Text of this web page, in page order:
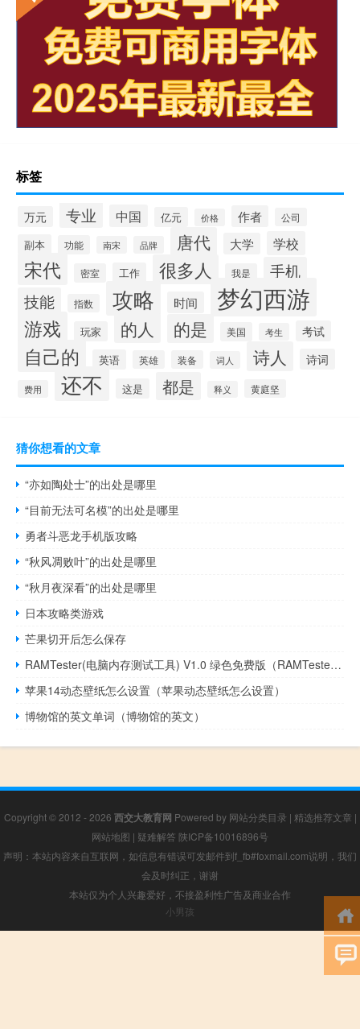
标签
万元 专业 中国 亿元 价格 作者 公司
副本 功能 南宋 品牌 唐代 大学 学校
宋代 密室 工作 很多人 我是
手机
技能
指数 攻略 时间 梦幻西游
游戏 玩家 的人 的是 美国 考生 考试
自己的 英语 英雄 装备 词人 诗人 诗词
费用 还不 这是 都是 释义 黄庭坚
猜你想看的文章
“亦如陶处士”的出处是哪里
“目前无法可名模”的出处是哪里
勇者斗恶龙手机版攻略
“秋风凋败叶”的出处是哪里
“秋月夜深看”的出处是哪里
日本攻略类游戏
芒果切开后怎么保存
RAMTester(电脑内存测试工具) V1.0 绿色免费版（RAMTester(电脑内存测试工具) V1.0 绿色免费版功能简介）
苹果14动态壁纸怎么设置（苹果动态壁纸怎么设置）
博物馆的英文单词（博物馆的英文）
Copyright © 2012 - 2026 西交大教育网 Powered by 网站分类目录 | 精选推荐文章 |
网站地图 | 疑难解答 陕ICP备10016896号
声明：本站内容来自互联网，如信息有错误可发邮件到f_fb#foxmail.com说明，我们
会及时纠正，谢谢
本站仅为个人兴趣爱好，不接盈利性广告及商业合作
小男孩